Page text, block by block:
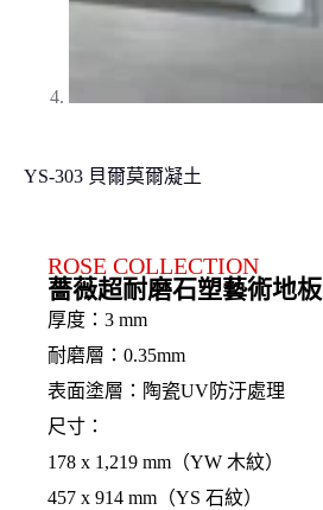
YS-303 貝爾莫爾凝土
ROSE COLLECTION
薔薇超耐磨石塑藝術地板
厚度：3 mm
耐磨層：0.35mm
表面塗層：陶瓷UV防汙處理
尺寸：
178 x 1,219 mm（YW 木紋）
457 x 914 mm（YS 石紋）